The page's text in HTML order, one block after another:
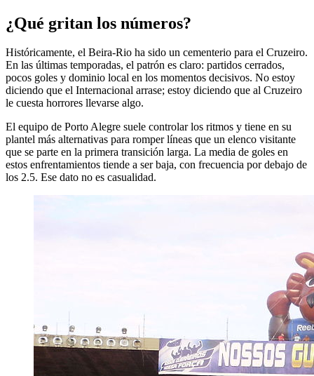
¿Qué gritan los números?
Históricamente, el Beira-Rio ha sido un cementerio para el Cruzeiro.
En las últimas temporadas, el patrón es claro: partidos cerrados,
pocos goles y dominio local en los momentos decisivos. No estoy
diciendo que el Internacional arrase; estoy diciendo que al Cruzeiro
le cuesta horrores llevarse algo.
El equipo de Porto Alegre suele controlar los ritmos y tiene en su
plantel más alternativas para romper líneas que un elenco visitante
que se parte en la primera transición larga. La media de goles en
estos enfrentamientos tiende a ser baja, con frecuencia por debajo de
los 2.5. Ese dato no es casualidad.